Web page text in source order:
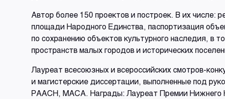
Автор более 150 проектов и построек. В их числе:
площади Народного Единства, паспортизация
по сохранению объектов культурного наследия, в
пространств малых городов и исторических
Лауреат всесоюзных и всероссийских смотров-
и магистерские диссертации, выполненные под
РААСН, МАСА. Награды: Лауреат Премии Нижнего